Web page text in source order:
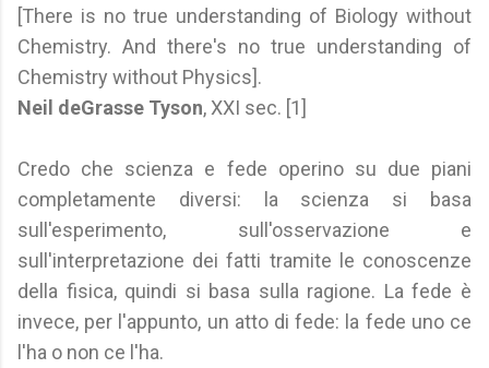
[There is no true understanding of Biology without
Chemistry. And there's no true understanding of
Chemistry without Physics].
Neil deGrasse Tyson, XXI sec. [1]
Credo che scienza e fede operino su due piani
completamente diversi: la scienza si basa
sull'esperimento, sull'osservazione e
sull'interpretazione dei fatti tramite le conoscenze
della fisica, quindi si basa sulla ragione. La fede è
invece, per l'appunto, un atto di fede: la fede uno ce
l'ha o non ce l'ha.